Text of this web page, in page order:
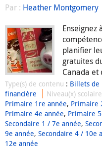
Par : Heather Montgomery
Enseignez
planifier
gratuites
Canada et
Type(s) de contenu : Billets de
financière
Niveau(x)
Primaire 1re année, Primaire
Primaire 4e année, Primaire
Secondaire 1 / 7e année,
9e année, Secondaire 4 / 10e
12e année